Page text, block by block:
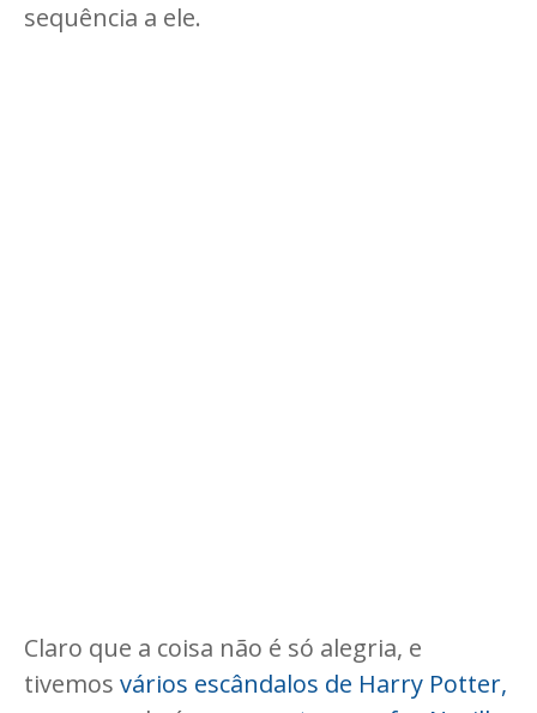
sequência a ele.
Claro que a coisa não é só alegria, e
tivemos vários escândalos de Harry Potter,